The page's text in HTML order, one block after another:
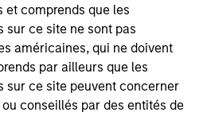
et comprends que les
sur ce site ne sont pas
américaines, qui ne doivent
par ailleurs que les
sur ce site peuvent concerner
conseillés par des entités de
resources consulting and
Site